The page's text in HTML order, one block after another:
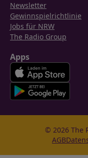
Newsletter
Gewinnspielrichtlinie
Jobs für NRW
The Radio Group
Apps
© 2026 The
AGB